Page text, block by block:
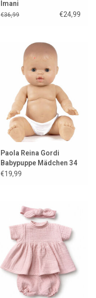
Imani
€36,99 €24,99
Paola Reina Gordi
Babypuppe Mädchen 34
cm
€19,99